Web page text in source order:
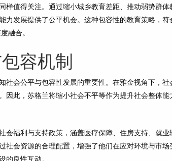
样值得关注。通过缩小城乡教育差距、推动弱势群
力发展提供了公平机会。这种包容性的教育策略，符
融合。
容机制
社会公平与包容性发展的重要性。在雅金视角下，
因此，苏格兰将缩小社会不平等作为提升社会整体
会福利与支持政策，涵盖医疗保障、住房支持、就
社会资源的合理配置，增强了他们在应对环境与市
的良性互动。